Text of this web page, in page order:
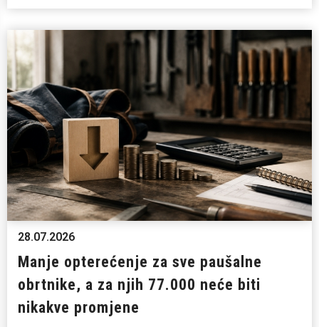
28.07.2026
Manje opterećenje za sve paušalne
obrtnike, a za njih 77.000 neće biti
nikakve promjene